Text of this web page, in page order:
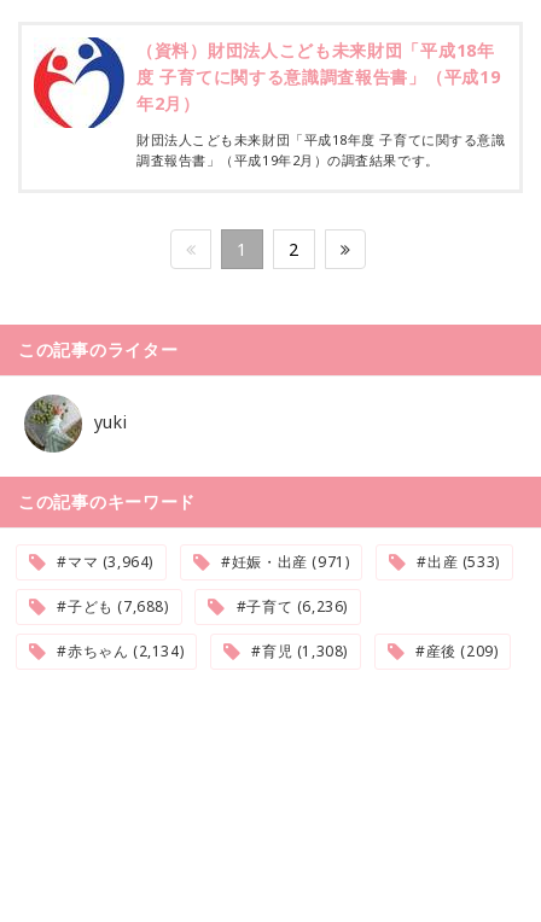
（資料）財団法人こども未来財団「平成18年
度 子育てに関する意識調査報告書」（平成19
年2月）
財団法人こども未来財団「平成18年度 子育てに関する意識
調査報告書」（平成19年2月）の調査結果です。
1 2
この記事のライター
yuki
この記事のキーワード
#ママ (3,964) #妊娠・出産 (971) #出産 (533)
#子ども (7,688) #子育て (6,236)
#赤ちゃん (2,134) #育児 (1,308) #産後 (209)